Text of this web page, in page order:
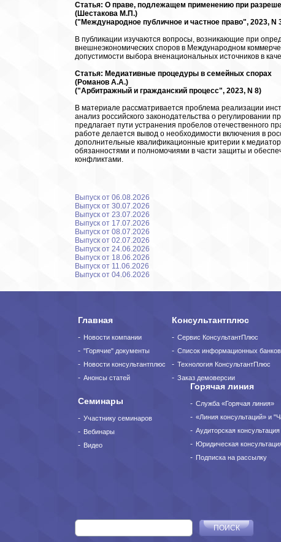
Статья: О праве, подлежащем применению при
(Шестакова М.П.)
("Международное публичное и частное право", 2023, N
В публикации изучаются вопросы, возникающие при
внешнеэкономических споров в Международном
допустимости выбора вненациональных источников в
Статья: Медиативные процедуры в семейных спорах
(Романов А.А.)
("Арбитражный и гражданский процесс", 2023, N 8)
В материале рассматривается проблема реализации
анализ российского законодательства о
предлагает пути устранения пробелов отечественного
работе делается вывод о необходимости включения в
дополнительные квалификационные критерии к
обязанностями и полномочиями в части защиты и
конфликтами.
Выпуск от 06.08.2026
Выпуск от 30.07.2026
Выпуск от 23.07.2026
Выпуск от 17.07.2026
Выпуск от 08.07.2026
Выпуск от 02.07.2026
Выпуск от 24.06.2026
Выпуск от 18.06.2026
Выпуск от 11.06.2026
Выпуск от 04.06.2026
Главная
Новости компании
"Горячие" документы
Новости консультантплюс
Анонсы статей
Консультантплюс
Сервис КонсультантПлюс
Список информационных банков
Технология КонсультантПлюс
Заказ демоверсии
Горячая линия
Служба «Горячая линия»
«Линия консультаций» и
Аудиторская консультация
Юридическая
Подписка на рассылку
Семинары
Участнику семинаров
Вебинары
Видео